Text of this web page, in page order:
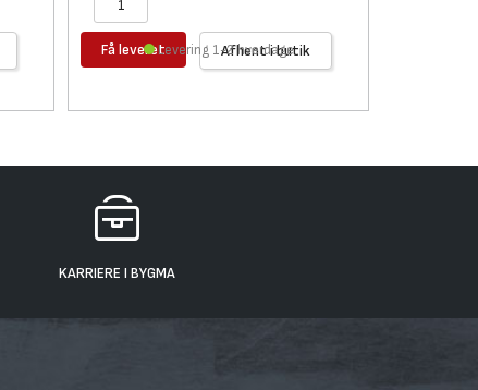
Få leveret Afhent i butik
Levering 1-2 hverdage
KARRIERE I BYGMA